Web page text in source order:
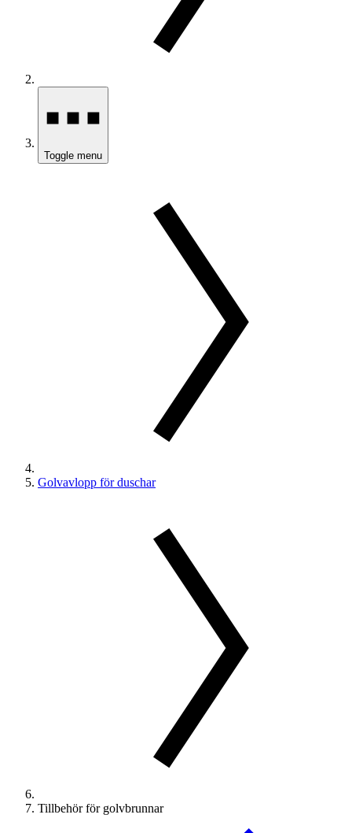
Toggle menu
Golvavlopp för duschar
Tillbehör för golvbrunnar